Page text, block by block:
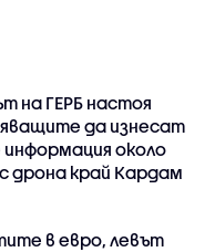
на ГЕРБ настоя
да изнесат
информация около
с дрона край Кардам
в евро, левът